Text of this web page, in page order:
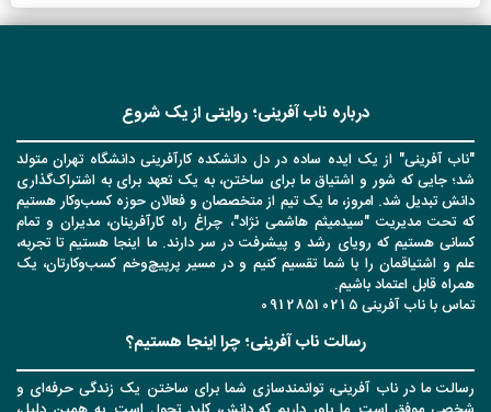
درباره ناب آفرینی؛ روایتی از یک شروع
"ناب آفرینی" از یک ایده ساده در دل دانشکده کارآفرینی دانشگاه تهران متولد
شد؛ جایی که شور و اشتیاق ما برای ساختن، به یک تعهد برای به اشتراک‌گذاری
دانش تبدیل شد. امروز، ما یک تیم از متخصصان و فعالان حوزه کسب‌وکار هستیم
که تحت مدیریت "سیدمیثم هاشمی نژاد"، چراغ راه کارآفرینان، مدیران و تمام
کسانی هستیم که رویای رشد و پیشرفت در سر دارند. ما اینجا هستیم تا تجربه،
علم و اشتیاقمان را با شما تقسیم کنیم و در مسیر پرپیچ‌وخم کسب‌وکارتان، یک
همراه قابل اعتماد باشیم.
تماس با ناب آفرینی 09128510215
رسالت ناب آفرینی؛ چرا اینجا هستیم؟
رسالت ما در ناب آفرینی، توانمندسازی شما برای ساختن یک زندگی حرفه‌ای و